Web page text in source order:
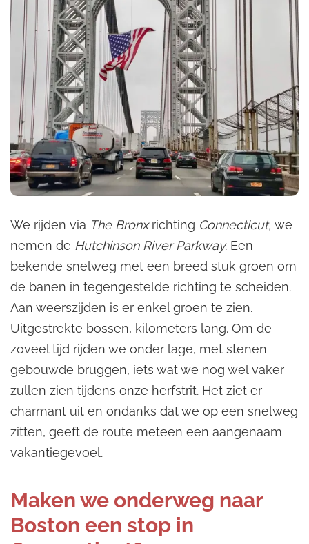
We rijden via The Bronxrichting Connecticut, we
nemen de Hutchinson River Parkway. Een
bekende snelweg met een breed stuk groen om
de banen in tegengestelde richting te scheiden.
Aan weerszijden is er enkel groen te zien.
Uitgestrekte bossen, kilometers lang. Om de
zoveel tijd rijden we onder lage, met stenen
gebouwde bruggen, iets wat we nog wel vaker
zullen zien tijdens onze herfstrit. Het ziet er
charmant uit en ondanks dat we op een snelweg
zitten, geeft de route meteen een aangenaam
vakantiegevoel.
Maken we onderweg naar
Boston een stop in